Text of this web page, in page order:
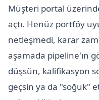
Müşteri portal
açtı. Henüz portföy
netleşmedi, karar
aşamada pipeline'ın
düşsün, kalifikasyon
geçsin ya da "soğuk"